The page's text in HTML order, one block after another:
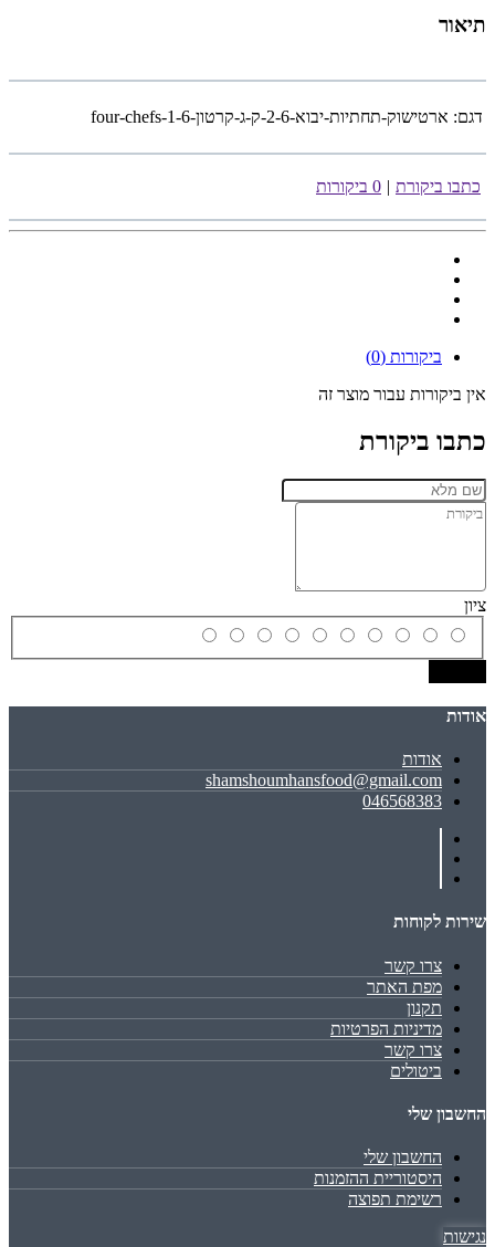
תיאור
דגם: ארטישוק-תחתיות-יבוא-2-6-ק-ג-קרטון-four-chefs-1-6
כתבו ביקורת | 0 ביקורות
ביקורות (0)
אין ביקורות עבור מוצר זה
כתבו ביקורת
ציון
אודות
אודות
shamshoumhansfood@gmail.com
046568383
שירות לקוחות
צרו קשר
מפת האתר
תקנון
מדיניות הפרטיות
צרו קשר
ביטולים
החשבון שלי
החשבון שלי
היסטוריית ההזמנות
רשימת תפוצה
נגישות